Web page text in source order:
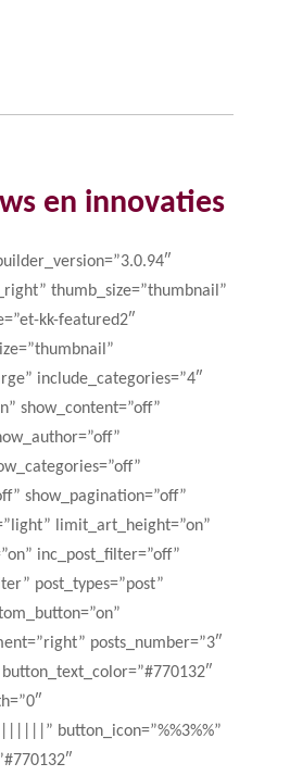
en innovaties
thumb_size=”thumbnail”
kk-featured2″
include_categories=”4″
show_content=”off”
show_pagination=”off”
limit_art_height=”on”
inc_post_filter=”off”
post_types=”post”
posts_number=”3″
button_icon=”%%3%%”